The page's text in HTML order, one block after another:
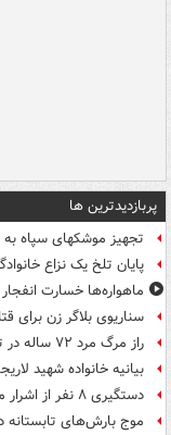
پربازدیدترین ها
تجهیز موشکهای سپاه
پایان تلخ یک نزاع
ماهواره‌ها خسارت
سناریوی بلاگر زن
راز مرگ مرد ۷۲ ساله در تهرانپارس فاش شد
بیانیه خانواده شهید
دستگیری ۸ نفر از اشرار مسلح شاخص و مرتبطین گروهک های تروریستی
موج بارش‌های تابستانه در راه